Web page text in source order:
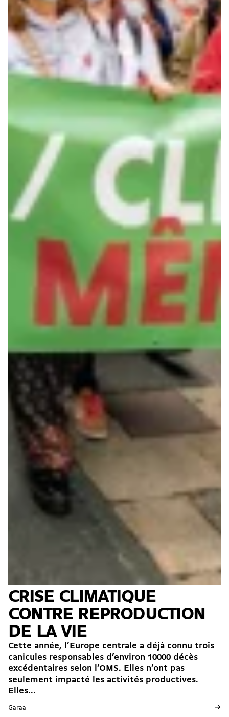
CRISE CLIMATIQUE
CONTRE REPRODUCTION
DE LA VIE
Cette année, l’Europe centrale a déjà connu trois
canicules responsables d’environ 10000 décès
excédentaires selon l’OMS. Elles n’ont pas
seulement impacté les activités productives.
Elles...
Garaa →